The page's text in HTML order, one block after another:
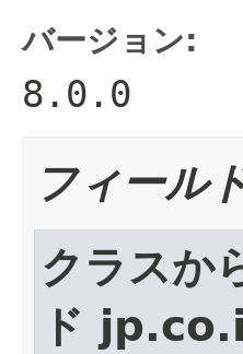
バージョン:
8.0.0
フィール
クラスか
ド